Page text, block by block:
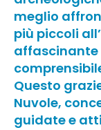
meglio
più piccoli
affascinante
Questo
Nuvole,
guidate e